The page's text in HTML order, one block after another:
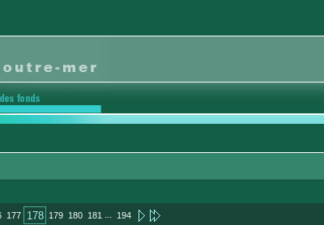
177 178 179 180 181 ... 194